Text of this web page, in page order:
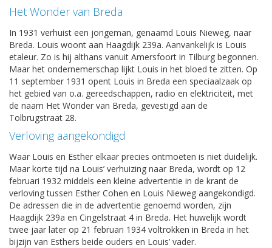
Het Wonder van Breda
In 1931 verhuist een jongeman, genaamd Louis Nieweg, naar
Breda. Louis woont aan Haagdijk 239a. Aanvankelijk is Louis
etaleur. Zo is hij althans vanuit Amersfoort in Tilburg begonnen.
Maar het ondernemerschap lijkt Louis in het bloed te zitten. Op
11 september 1931 opent Louis in Breda een speciaalzaak op
het gebied van o.a. gereedschappen, radio en elektriciteit, met
de naam Het Wonder van Breda, gevestigd aan de
Tolbrugstraat 28.
Verloving aangekondigd
Waar Louis en Esther elkaar precies ontmoeten is niet duidelijk.
Maar korte tijd na Louis’ verhuizing naar Breda, wordt op 12
februari 1932 middels een kleine advertentie in de krant de
verloving tussen Esther Cohen en Louis Nieweg aangekondigd.
De adressen die in de advertentie genoemd worden, zijn
Haagdijk 239a en Cingelstraat 4 in Breda. Het huwelijk wordt
twee jaar later op 21 februari 1934 voltrokken in Breda in het
bijzijn van Esthers beide ouders en Louis’ vader.